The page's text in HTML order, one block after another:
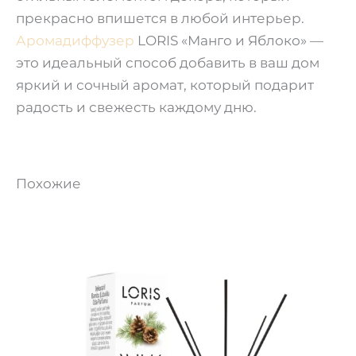
прекрасно впишется в любой интерьер.
Аромадиффузер LORIS «Манго и Яблоко» —
это идеальный способ добавить в ваш дом
яркий и сочный аромат, который подарит
радость и свежесть каждому дню.
Похожие